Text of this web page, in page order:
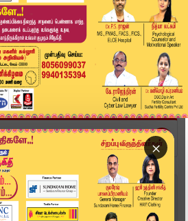
×
வாக்குப்பதிவு விறுவிறுப்பு...